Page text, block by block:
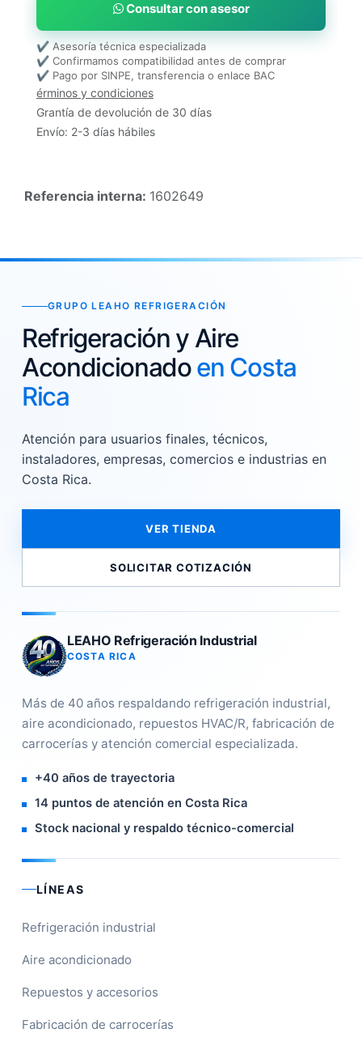
Consultar con asesor
✔ Asesoría técnica especializada
✔ Confirmamos compatibilidad antes de comprar
✔ Pago por SINPE, transferencia o enlace BAC
érminos y condiciones
Grantía de devolución de 30 días
Envío: 2-3 días hábiles
Referencia interna: 1602649
GRUPO LEAHO REFRIGERACIÓN
Refrigeración y Aire
Acondicionadoen Costa
Rica
Atención para usuarios finales, técnicos,
instaladores, empresas, comercios e industrias en
Costa Rica.
VER TIENDA
SOLICITAR COTIZACIÓN
LEAHO Refrigeración Industrial
COSTA RICA
Más de 40 años respaldando refrigeración industrial,
aire acondicionado, repuestos HVAC/R, fabricación de
carrocerías y atención comercial especializada.
+40 años de trayectoria
14 puntos de atención en Costa Rica
Stock nacional y respaldo técnico-comercial
LÍNEAS
Refrigeración industrial
Aire acondicionado
Repuestos y accesorios
Fabricación de carrocerías